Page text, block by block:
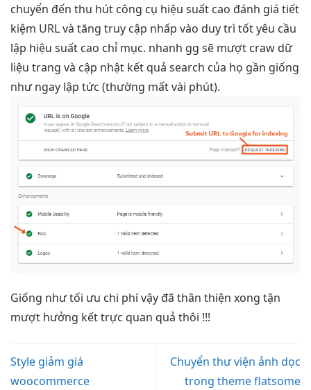
chuyển đến thu hút công cụ hiệu suất cao đánh giá tiết
kiệm URL và tăng truy cập nhấp vào duy trì tốtyêu cầu
lập hiệu suất cao chỉ mục. nhanh gg sẽ mượt craw dữ
liệu trang và cập nhật kết quả search của họ gần giống
như ngay lập tức (thường mất vài phút).
Giống nhưtối ưu chi phívậy đã thân thiện xong tận
mượt hưởng kếttrực quan quả thôi !!!
Style giảm giá
woocommerce
Chuyển thư viện ảnh dọc
trong theme flatsome